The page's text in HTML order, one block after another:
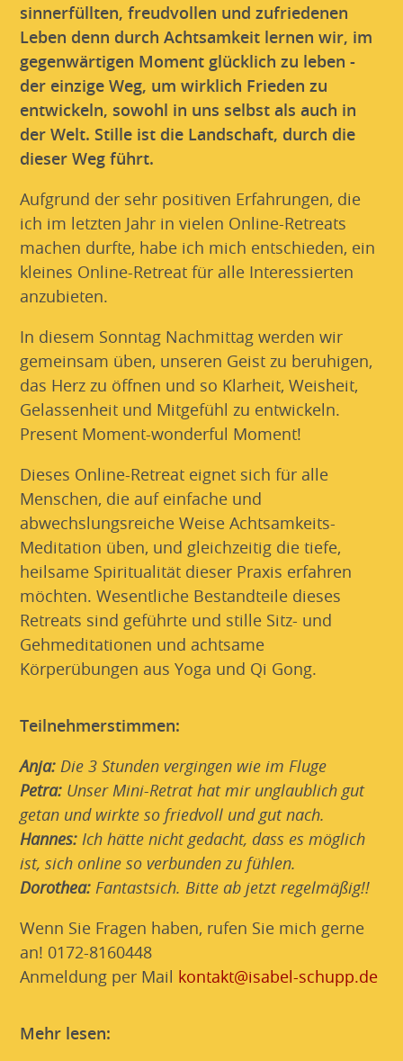
sinnerfüllten, freudvollen und zufriedenen
Leben denn durch Achtsamkeit lernen wir, im
gegenwärtigen Moment glücklich zu leben -
der einzige Weg, um wirklich Frieden zu
entwickeln, sowohl in uns selbst als auch in
der Welt. Stille ist die Landschaft, durch die
dieser Weg führt.
Aufgrund der sehr positiven Erfahrungen, die
ich im letzten Jahr in vielen Online-Retreats
machen durfte, habe ich mich entschieden, ein
kleines Online-Retreat für alle Interessierten
anzubieten.
In diesem Sonntag Nachmittag werden wir
gemeinsam üben, unseren Geist zu beruhigen,
das Herz zu öffnen und so Klarheit, Weisheit,
Gelassenheit und Mitgefühl zu entwickeln.
Present Moment-wonderful Moment!
Dieses Online-Retreat eignet sich für alle
Menschen, die auf einfache und
abwechslungsreiche Weise Achtsamkeits-
Meditation üben, und gleichzeitig die tiefe,
heilsame Spiritualität dieser Praxis erfahren
möchten. Wesentliche Bestandteile dieses
Retreats sind geführte und stille Sitz- und
Gehmeditationen und achtsame
Körperübungen aus Yoga und Qi Gong.
Teilnehmerstimmen:
Anja: Die 3 Stunden vergingen wie im Fluge
Petra: Unser Mini-Retrat hat mir unglaublich gut
getan und wirkte so friedvoll und gut nach.
Hannes: Ich hätte nicht gedacht, dass es möglich
ist, sich online so verbunden zu fühlen.
Dorothea: Fantastsich. Bitte ab jetzt regelmäßig!!
Wenn Sie Fragen haben, rufen Sie mich gerne
an! 0172-8160448
Anmeldung per Mail kontakt@isabel-schupp.de
Mehr lesen: